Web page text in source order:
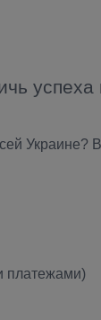
успеха
Украине?
платежами)